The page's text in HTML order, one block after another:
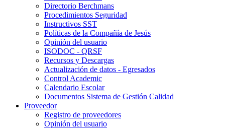
Directorio Berchmans
Procedimientos Seguridad
Instructivos SST
Políticas de la Compañía de Jesús
Opinión del usuario
ISODOC - QRSF
Recursos y Descargas
Actualización de datos - Egresados
Control Academic
Calendario Escolar
Documentos Sistema de Gestión Calidad
Proveedor
Registro de proveedores
Opinión del usuario